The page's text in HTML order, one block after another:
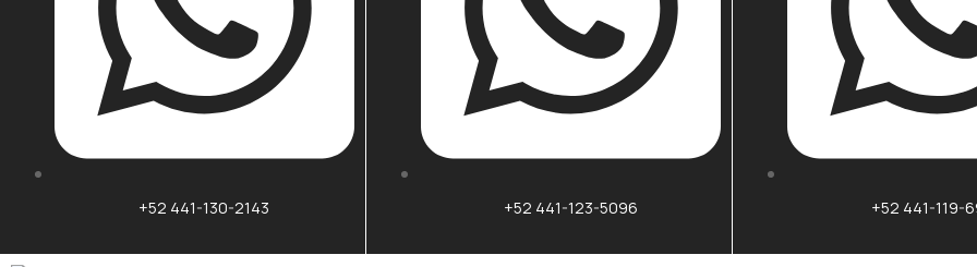
+52 441-130-2143 +52 441-123-5096 +52 441-119-